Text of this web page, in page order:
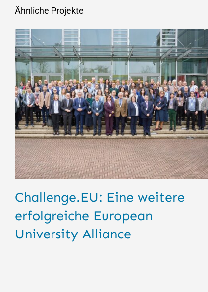
Ähnliche Projekte
Challenge.EU: Eine weitere
erfolgreiche European
University Alliance